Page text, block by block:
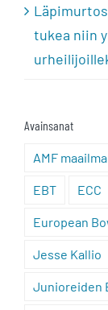
tukea niin
Avainsanat
AMF
EBT ECC
European
Jesse Kallio
Junioreiden